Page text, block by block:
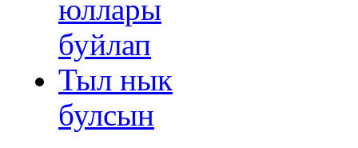
юллары
буйлап
Тыл нык
булсын